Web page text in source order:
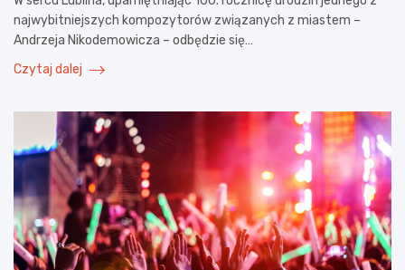
najwybitniejszych kompozytorów związanych z miastem –
Andrzeja Nikodemowicza – odbędzie się…
Czytaj dalej